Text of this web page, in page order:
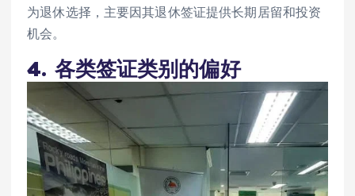
为退休选择，主要因其退休签证提供长期居留和投资
机会。
4. 各类签证类别的偏好